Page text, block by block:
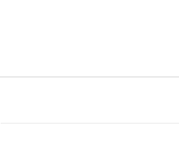
18 سبتمبر 2018